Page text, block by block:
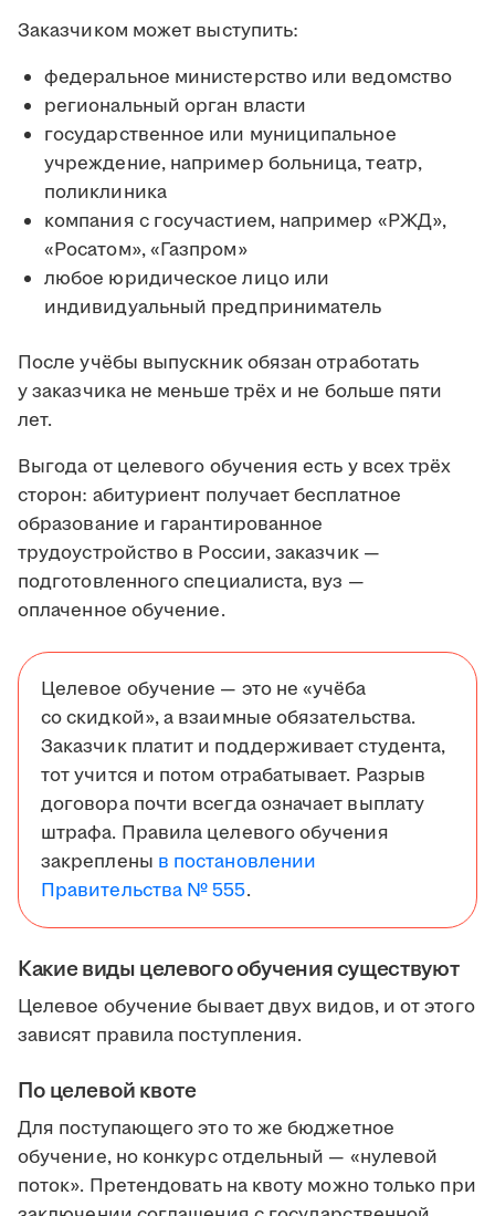
Заказчиком может выступить:
федеральное министерство или ведомство
региональный орган власти
государственное или муниципальное
учреждение, например больница, театр,
поликлиника
компания с госучастием, например «РЖД»,
«Росатом», «Газпром»
любое юридическое лицо или
индивидуальный предприниматель
После учёбы выпускник обязан отработать
у заказчика не меньше трёх и не больше пяти
лет.
Выгода от целевого обучения есть у всех трёх
сторон: абитуриент получает бесплатное
образование и гарантированное
трудоустройство в России, заказчик —
подготовленного специалиста, вуз —
оплаченное обучение.
Целевое обучение — это не «учёба
со скидкой», а взаимные обязательства.
Заказчик платит и поддерживает студента,
тот учится и потом отрабатывает. Разрыв
договора почти всегда означает выплату
штрафа. Правила целевого обучения
закреплены в постановлении
Правительства № 555.
Какие виды целевого обучения существуют
Целевое обучение бывает двух видов, и от этого
зависят правила поступления.
По целевой квоте
Для поступающего это то же бюджетное
обучение, но конкурс отдельный — «нулевой
поток». Претендовать на квоту можно только при